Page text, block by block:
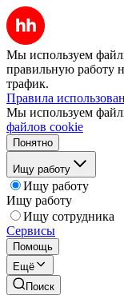
Мы используем
правильную работу
трафик.
Правила
Мы используем
файлов cookie
Понятно
Ищу работу
Ищу работу
Ищу работу
Ищу сотрудника
Сервисы
Помощь
Ещё
Поиск